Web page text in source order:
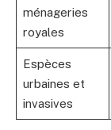
ménageries
royales
Espèces
urbaines et
invasives